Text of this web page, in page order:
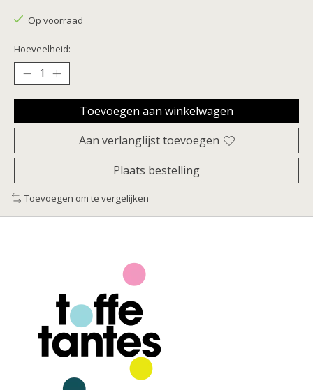
Op voorraad
Hoeveelheid:
Toevoegen aan winkelwagen
Aan verlanglijst toevoegen
Plaats bestelling
Toevoegen om te vergelijken